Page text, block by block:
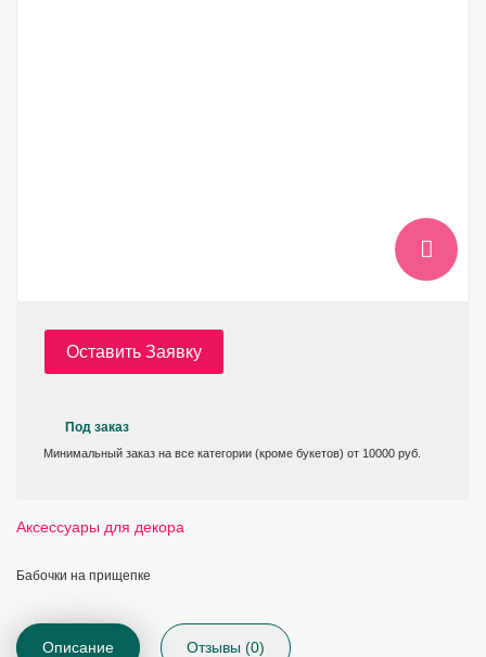
Оставить Заявку
Под заказ
Минимальный заказ на все категории (кроме букетов) от 10000 руб.
Аксессуары для декора
Бабочки на прищепке
Описание Отзывы (0)